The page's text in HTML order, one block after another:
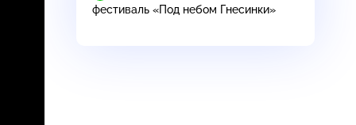
фестиваль «Под небом Гнесинки»